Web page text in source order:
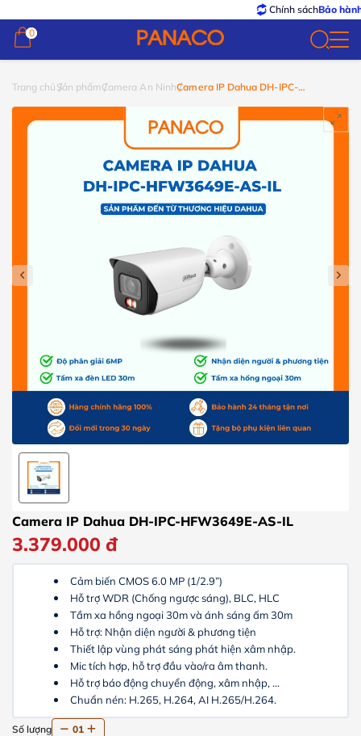
Chính sáchBảo hành – Đổi
0
0
Trang chủ Sản phẩmCamera An NinhCamera IP Dahua DH-IPC-
Camera IP Dahua DH-IPC-HFW3649E-AS-IL
3.379.000 đ
Cảm biến CMOS 6.0 MP (1/2.9”)
Hỗ trợ WDR (Chống ngược sáng), BLC, HLC
Tầm xa hồng ngoại 30m và ánh sáng ấm 30m
Hỗ trợ: Nhận diện người & phương tiện
Thiết lập vùng phát sáng phát hiện xâm nhập.
Mic tích hợp, hỗ trợ đầu vào/ra âm thanh.
Hỗ trợ báo động chuyển động, xâm nhập, ...
Chuẩn nén: H.265, H.264, AI H.265/H.264.
Số lượng 01